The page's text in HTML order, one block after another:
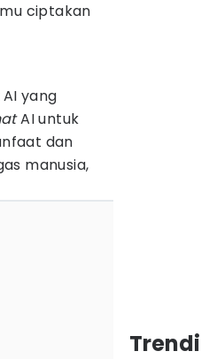
ciptakan
yang
AI untuk
dan
manusia,